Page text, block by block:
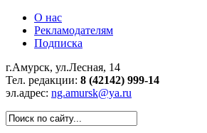
О нас
Рекламодателям
Подписка
г.Амурск, ул.Лесная, 14
Тел. редакции: 8 (42142) 999-14
эл.адрес: ng.amursk@ya.ru